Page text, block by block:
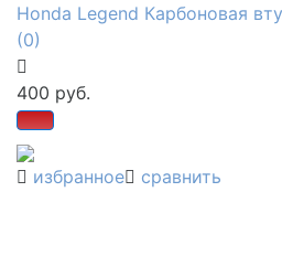
избранное сравнить
Honda Legend Карбоновая
(0)
400 руб.